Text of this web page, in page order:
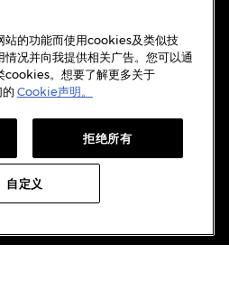
-7
号
International Ltd. All rights
WEIBO
站的功能而使用cookies及类似技
况并向我提供相关广告。您可以通
cookies。想要了解更多关于
Cookie声明。
拒绝所有
自定义